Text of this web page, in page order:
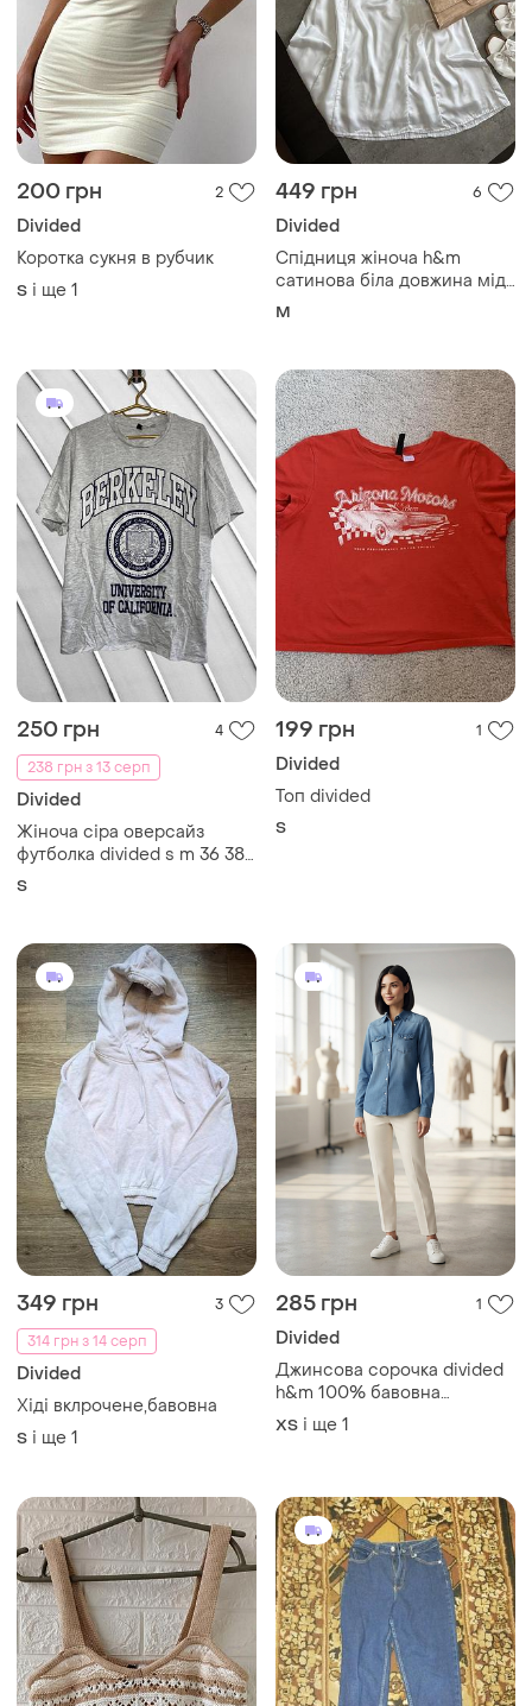
200 грн 2
Divided
Коротка сукня в рубчик
S і ще 1
449 грн 6
Divided
Спідниця жіноча h&m
сатинова біла довжина міді
розмір м
M
250 грн
4
238 грн з 13 серп
Divided
Жіноча сіра оверсайз
футболка divided s m 36 38
оригінал бавовняна
46
S
199 грн 1
Divided
Топ divided
S
349 грн
3
314 грн з 14 серп
Divided
Хіді вклрочене,бавовна
S і ще 1
285 грн 1
Divided
Джинсова сорочка divided
h&m 100% бавовна
блакитна
ХS і ще 1